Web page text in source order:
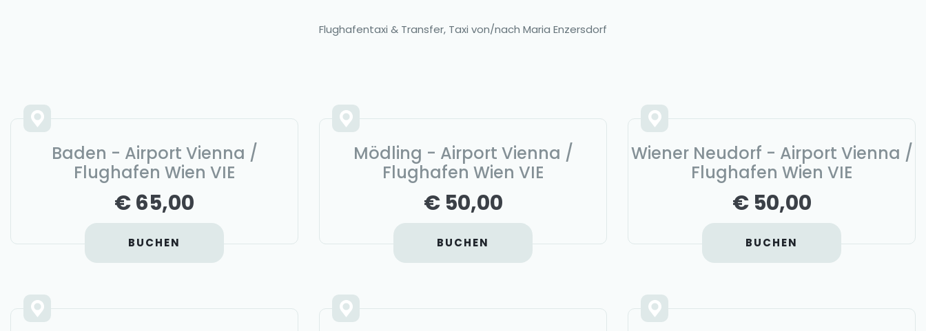
Flughafentaxi & Transfer, Taxi von/nach Maria Enzersdorf
Baden - Airport Vienna /
Flughafen Wien VIE
€ 65,00
BUCHEN
Mödling - Airport Vienna /
Flughafen Wien VIE
€ 50,00
BUCHEN
Wiener Neudorf - Airport Vienna /
Flughafen Wien VIE
€ 50,00
BUCHEN